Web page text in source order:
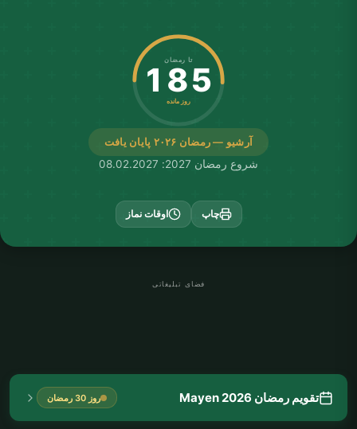
آرشیو — رمضان ۲۰۲۶ پایان یافت
تا رمضان
185
روز مانده
شروع رمضان 2027: 08.02.2027
چاپ اوقات نماز
فضای تبلیغاتی
تقویم رمضان Mayen 2026 روز 30 رمضان